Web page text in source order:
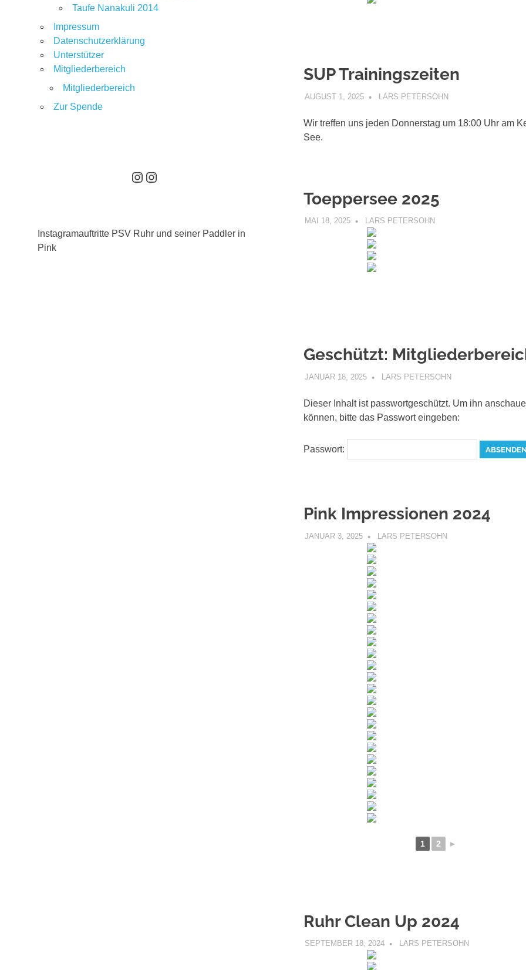
SUP Trainingszeiten
AUGUST 1, 2025 LARS PETERSOHN
Wir treffen uns jeden Donnerstag um 18:00 Uhr am
See.
Toeppersee 2025
MAI 18, 2025 LARS PETERSOHN
Geschützt:
JANUAR 18, 2025 LARS PETERSOHN
Dieser Inhalt ist passwortgeschützt. Um ihn
können, bitte das Passwort eingeben:
Passwort:
Pink Impressionen 2024
JANUAR 3, 2025 LARS PETERSOHN
1 2 ►
Ruhr Clean Up 2024
SEPTEMBER 18, 2024 LARS PETERSOHN
Taufe Nanakuli 2014
Impressum
Datenschutzerklärung
Unterstützer
Mitgliederbereich
Mitgliederbereich
Zur Spende
Hier geht es zum Instagram Auftritt des PSV RuhrHier geht es zum Instagramauftritt unserer pinken Paddler
Instagramauftritte PSV Ruhr und seiner Paddler in
Pink